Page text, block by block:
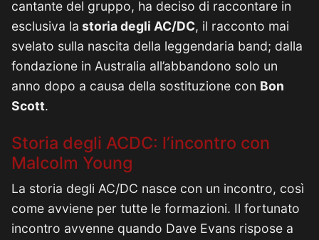
cantante del gruppo, ha deciso di raccontare in
esclusiva la storia degli AC/DC, il racconto mai
svelato sulla nascita della leggendaria band; dalla
fondazione in Australia all’abbandono solo un
anno dopo a causa della sostituzione con Bon
Scott.
Storia degli ACDC: l’incontro con
Malcolm Young
La storia degli AC/DC nasce con un incontro, così
come avviene per tutte le formazioni. Il fortunato
incontro avvenne quando Dave Evans rispose a